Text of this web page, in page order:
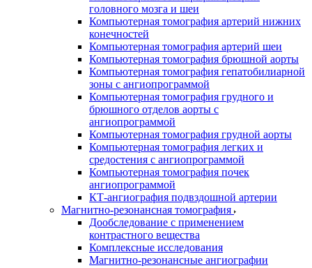
головного мозга и шеи
Компьютерная томография артерий нижних
конечностей
Компьютерная томография артерий шеи
Компьютерная томография брюшной аорты
Компьютерная томография гепатобилиарной
зоны с ангиопрограммой
Компьютерная томография грудного и
брюшного отделов аорты с
ангиопрограммой
Компьютерная томография грудной аорты
Компьютерная томография легких и
средостения с ангиопрограммой
Компьютерная томография почек
ангиопрограммой
КТ-ангиография подвздошной артерии
Магнитно-резонансная томография
Дообследование с применением
контрастного вещества
Комплексные исследования
Магнитно-резонансные ангиографии